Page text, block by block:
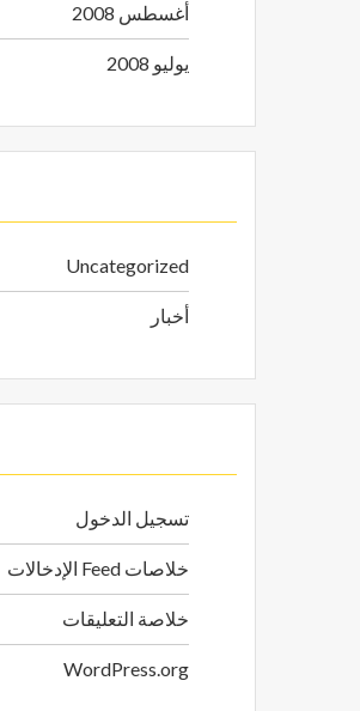
أغسطس 2008
يوليو 2008
Uncategorized
أخبار
تسجيل الدخول
خلاصات Feed الإدخالات
خلاصة التعليقات
WordPress.org